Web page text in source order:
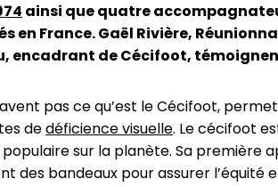
ainsi que quatre
en France. Gaël Rivière,
encadrant de Cécifoot,
pas ce qu’est le Cécifoot,
dedéficience visuelle. Le cécifoot
sur la planète. Sa première
des bandeaux pour assurer l’équité